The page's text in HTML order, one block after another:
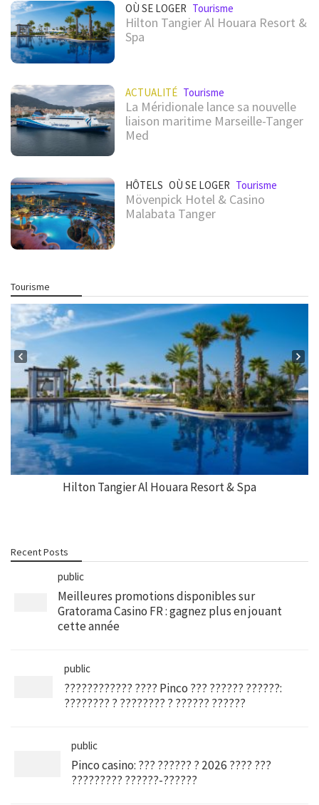
OÙ SE LOGER Tourisme
Hilton Tangier Al Houara Resort &
Spa
ACTUALITÉ Tourisme
La Méridionale lance sa nouvelle
liaison maritime Marseille-Tanger
Med
HÔTELS OÙ SE LOGER Tourisme
Mövenpick Hotel & Casino
Malabata Tanger
Tourisme
Hilton Tangier Al Houara Resort & Spa
Recent Posts
public
Meilleures promotions disponibles sur
Gratorama Casino FR : gagnez plus en jouant
cette année
public
???????????? ???? Pinco ??? ?????? ??????:
???????? ? ???????? ? ?????? ??????
public
Pinco casino: ??? ?????? ? 2026 ???? ???
????????? ??????-??????